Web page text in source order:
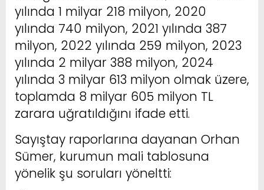
yılında 1 milyar 218 milyon, 2020
yılında 740 milyon, 2021 yılında 387
milyon, 2022 yılında 259 milyon, 2023
yılında 2 milyar 388 milyon, 2024
yılında 3 milyar 613 milyon olmak üzere,
toplamda 8 milyar 605 milyon TL
zarara uğratıldığını ifade etti.
Sayıştay raporlarına dayanan Orhan
Sümer, kurumun mali tablosuna
yönelik şu soruları yöneltti: